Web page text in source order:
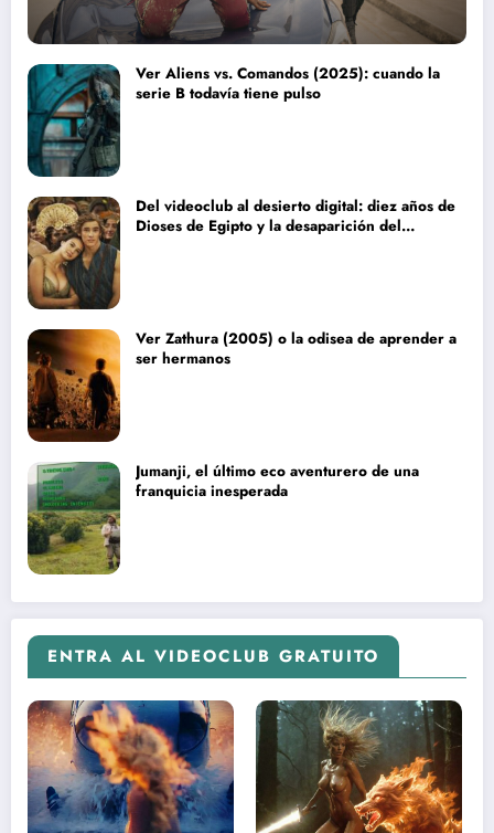
Ver Aliens vs. Comandos (2025): cuando la
serie B todavía tiene pulso
Del videoclub al desierto digital: diez años de
Dioses de Egipto y la desaparición del
Ver Zathura (2005) o la odisea de aprender a
ser hermanos
Jumanji, el último eco aventurero de una
franquicia inesperada
ENTRA AL VIDEOCLUB GRATUITO